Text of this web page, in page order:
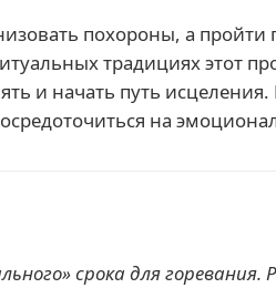
похороны, а пройти
традициях этот
и начать путь исцеления.
на
срока для горевания.